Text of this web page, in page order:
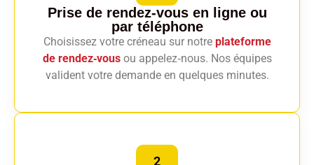
Prise de rendez-vous en ligne ou
par téléphone
Choisissez votre créneau sur notre plateforme
de rendez‑vousou appelez‑nous. Nos équipes
valident votre demande en quelques minutes.
2